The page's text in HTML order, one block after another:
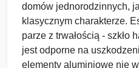
domów jednorodzinnych,
klasycznym charakterze.
parze z trwałością - szkło
jest odporne na
elementy aluminiowe nie